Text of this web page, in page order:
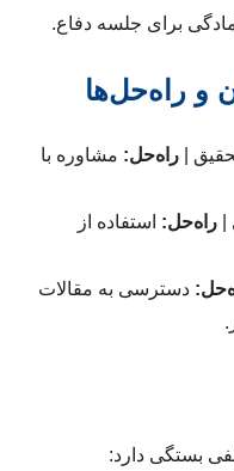
برای جلسه دفاع.
و راه‌حل‌ها
| راه‌حل: مشاوره با
راه‌حل: استفاده از
دسترسی به مقالات
بستگی دارد: